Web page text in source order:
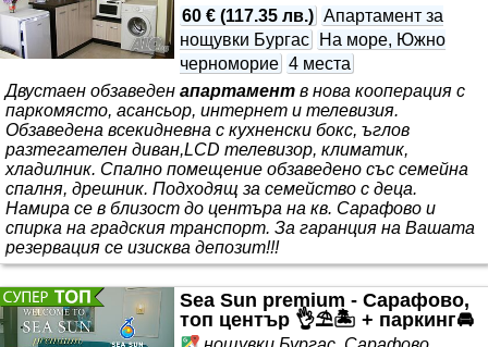
60 € (117.35 лв.) Апартамент за
нощувки Бургас
На море, Южно
черноморие 4 места
Двустаен обзаведен апартамент в нова кооперация с
паркомясто, асансьор, интернет и телевизия.
Обзаведена всекидневна с кухненски бокс, ъглов
разтегателен диван,LCD телевизор, климатик,
хладилник. Спално помещение обзаведено със семейна
спалня, дрешник. Подходящ за семейство с деца.
Намира се в близост до центъра на кв. Сарафово и
спирка на градския транспорт. За гаранция на Вашата
резервация се изисква депозит!!!
Sea Sun premium - Сарафово,
топ център 👌⛱️🏝️ + паркинг🚘